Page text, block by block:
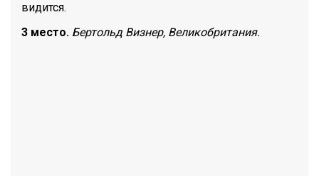
видится.
3 место. Бертольд Визнер, Великобритания.